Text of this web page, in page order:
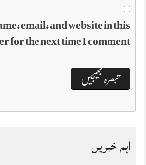
email, and website in this
for the next time I comment.
اہم خبریں